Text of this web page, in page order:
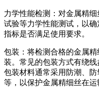
力学性能检测：对金属精
试验等力学性能测试，以
指标是否满足使用要求。
包装：将检测合格的金属
装。常见的包装方式有绕线
包装材料通常采用防潮、
等，以保护金属精细丝在运